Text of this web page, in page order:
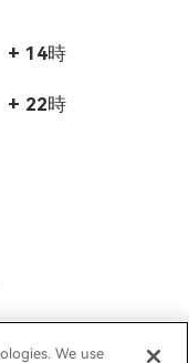
+ 14時
+ 22時
We use